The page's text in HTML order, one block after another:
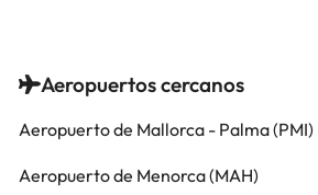
Aeropuertos cercanos
Aeropuerto de Mallorca - Palma (PMI)
Aeropuerto de Menorca (MAH)